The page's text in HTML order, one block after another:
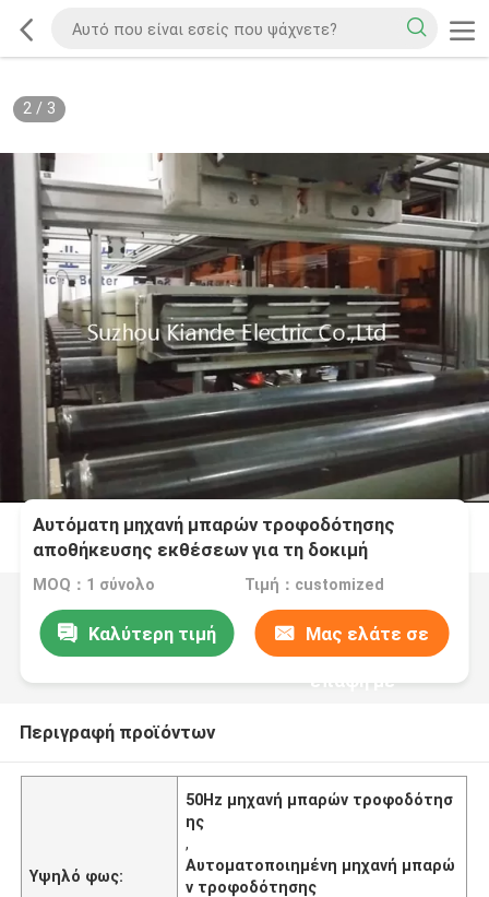
2/ 3
Αυτόματη μηχανή μπαρών τροφοδότησης
αποθήκευσης εκθέσεων για τη δοκιμή
MOQ：1 σύνολο Τιμή：customized
Καλύτερη τιμή Μας ελάτε σε
επαφή με
Περιγραφή προϊόντων
Υψηλό φως:
50Hz μηχανή μπαρών τροφοδότησ
ης
,
Αυτοματοποιημένη μηχανή μπαρώ
ν τροφοδότησης